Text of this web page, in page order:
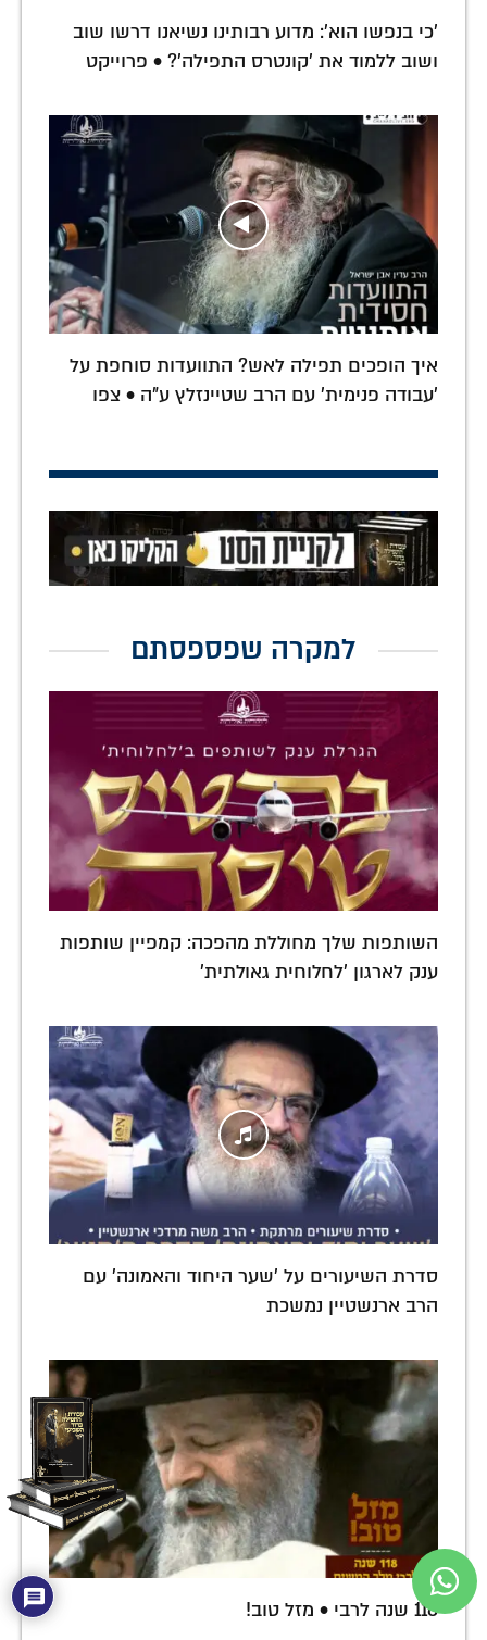
'כי בנפשו הוא': מדוע רבותינו נשיאנו דרשו שוב
ושוב ללמוד את 'קונטרס התפילה'? • פרוייקט
איך הופכים תפילה לאש? התוועדות סוחפת על
'עבודה פנימית' עם הרב שטיינזלץ ע"ה • צפו
למקרה שפספסתם
השותפות שלך מחוללת מהפכה: קמפיין שותפות
ענק לארגון 'לחלוחית גאולתית'
סדרת השיעורים על 'שער היחוד והאמונה' עם
הרב ארנשטיין נמשכת
118 שנה לרבי • מזל טוב!